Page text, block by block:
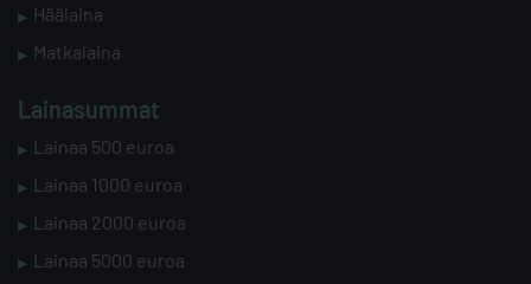
Häälaina
Matkalaina
Lainasummat
Lainaa 500 euroa
Lainaa 1000 euroa
Lainaa 2000 euroa
Lainaa 5000 euroa